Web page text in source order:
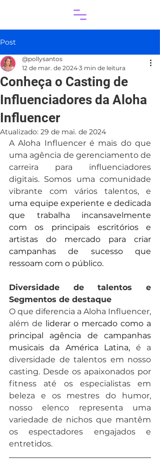
Post
Conheça o Casting de
Influenciadores da Aloha
Influencer
@pollysantos
12 de mar. de 2024 3 min de leitura
Atualizado: 29 de mai. de 2024
A Aloha Influencer é mais do que
uma agência de gerenciamento de
carreira para influenciadores
digitais. Somos uma comunidade
vibrante com vários talentos, e
uma equipe experiente e dedicada
que trabalha incansavelmente
com os principais escritórios e
artistas do mercado para criar
campanhas de sucesso que
ressoam com o público.
Diversidade de talentos e
Segmentos de destaque
O que diferencia a Aloha Influencer,
além de liderar o mercado como a
principal agência de campanhas
musicais da América Latina, é a
diversidade de talentos em nosso
casting. Desde os apaixonados por
fitness até os especialistas em
beleza e os mestres do humor,
nosso elenco representa uma
variedade de nichos que mantêm
os espectadores engajados e
entretidos.